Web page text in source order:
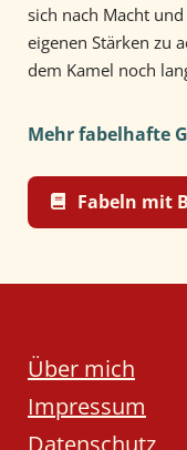
sich nach Macht
eigenen Stärken zu
dem Kamel noch
Mehr fabelhafte
Fabeln mit
Über mich
Impressum
Datenschutz